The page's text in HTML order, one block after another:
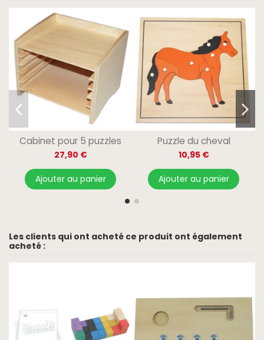
Cabinet pour 5 puzzles
27,90 €
Ajouter au panier
Puzzle du cheval
10,95 €
Ajouter au panier
Les clients qui ont acheté ce produit ont également
acheté :